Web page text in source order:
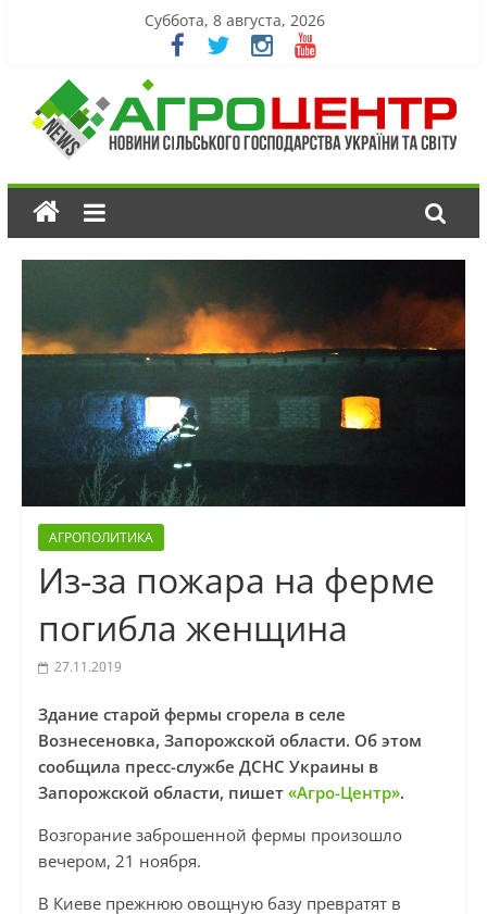
Суббота, 8 августа, 2026
АГРОПОЛИТИКА
Из-за пожара на ферме
погибла женщина
27.11.2019
Здание старой фермы сгорела в селе
Вознесеновка, Запорожской области. Об этом
сообщила пресс-службе ДСНС Украины в
Запорожской области, пишет«Агро-Центр».
Возгорание заброшенной фермы произошло
вечером, 21 ноября.
В Киеве прежнюю овощную базу превратят в